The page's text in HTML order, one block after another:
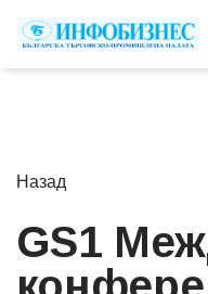
Назад
GS1